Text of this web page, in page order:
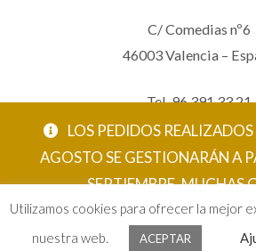
LOS PEDIDOS
AGOSTO SE GESTIONARÁN A
SEPTIEMBRE. MUCHAS
ACEPTAR
C/ Comedias nº6
46003 Valencia –
Tel. 96 391 33 21
Mov. 620 123 461
Utilizamos cookies para ofrecer la mejor
nuestra web.
ACEPTAR